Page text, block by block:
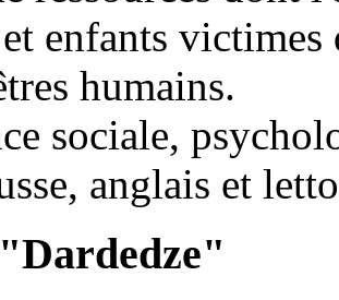
enfants
humains.
sociale,
anglais et